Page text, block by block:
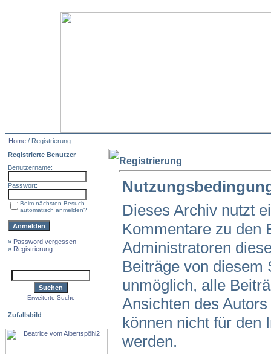
Home / Registrierung
Registrierte Benutzer
Benutzername:
Passwort:
Beim nächsten Besuch
automatisch anmelden?
» Password vergessen
» Registrierung
Erweiterte Suche
Zufallsbild
Registrierung
Dieses Archiv nutzt
Kommentare zu den
Administratoren
Beiträge von diesem
unmöglich, alle
Ansichten des
können nicht für den
werden.